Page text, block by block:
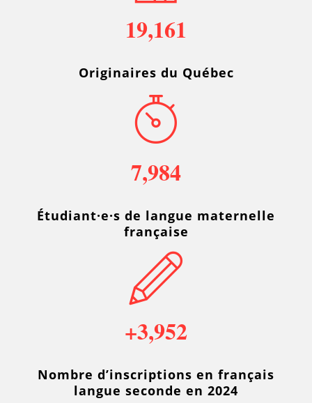
19,161
Originaires du Québec
7,984
Étudiant·e·s de langue maternelle
française
+3,952
Nombre d’inscriptions en français
langue seconde en 2024